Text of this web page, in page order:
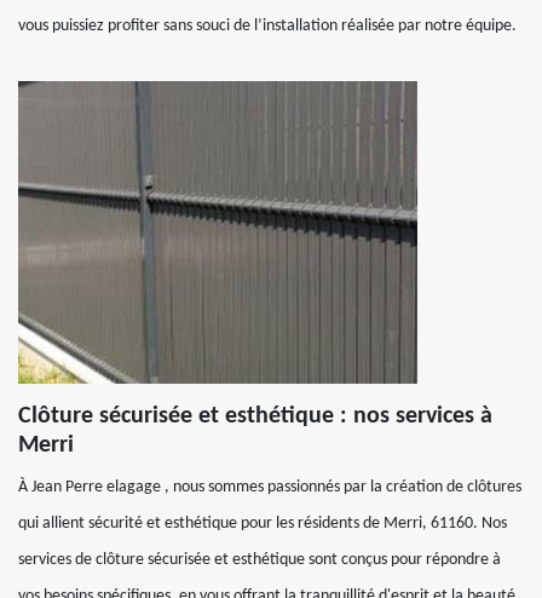
vous puissiez profiter sans souci de l’installation réalisée par notre équipe.
Clôture sécurisée et esthétique : nos services à
Merri
À Jean Perre elagage , nous sommes passionnés par la création de clôtures
qui allient sécurité et esthétique pour les résidents de Merri, 61160. Nos
services de clôture sécurisée et esthétique sont conçus pour répondre à